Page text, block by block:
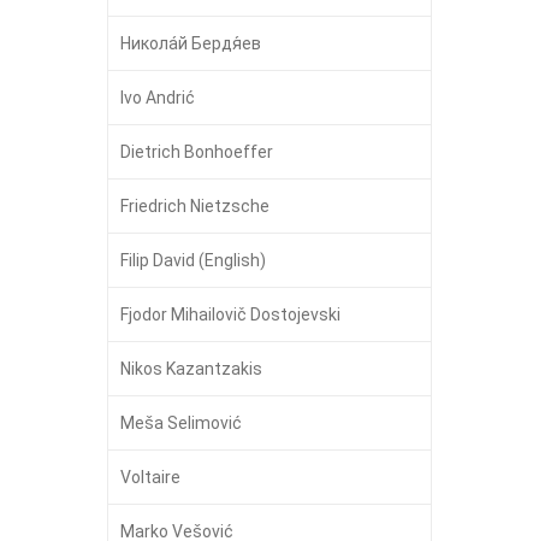
Никола́й Бердя́ев
Ivo Andrić
Dietrich Bonhoeffer
Friedrich Nietzsche
Filip David (English)
Fjodor Mihailovič Dostojevski
Nikos Kazantzakis
Meša Selimović
Voltaire
Marko Vešović